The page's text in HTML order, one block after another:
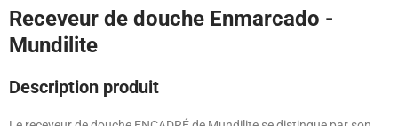
Receveur de douche Enmarcado -
Mundilite
Description produit